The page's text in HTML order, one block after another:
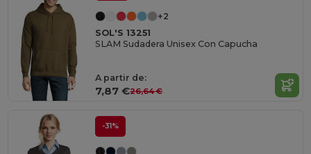
+2
SOL'S 13251
SLAM Sudadera Unisex Con Capucha
A partir de:
7,87 €26,64 €
-31%